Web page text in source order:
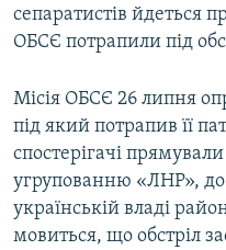
сепаратистів йдеться
ОБСЄ потрапили під
Місія ОБСЄ 26 липня
під який потрапив її
спостерігачі
угрупованню «ЛНР»,
українській владі
мовиться, що обстріл